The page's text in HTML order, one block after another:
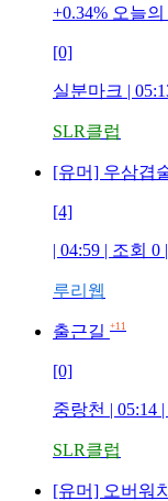
+0.34% 오늘의
[0]
실분마크 |
SLR클럽
[유머] 우삼겹
[4]
| 04:59 | 조회 0 |
루리웹
출근길 +11
[0]
중랑천 | 05:14
SLR클럽
[유머] 오버워